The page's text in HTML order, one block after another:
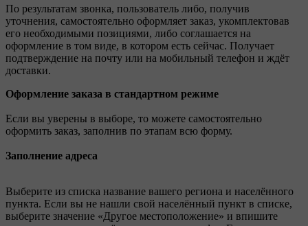
По результатам звонка, пользователь либо, получив
уточнения, самостоятельно оформляет заказ, укомплектовав
его необходимыми позициями, либо соглашается на
оформление в том виде, в котором есть сейчас. Получает
подтверждение на почту или на мобильный телефон и ждёт
доставки.
Оформление заказа в стандартном режиме
Если вы уверены в выборе, то можете самостоятельно
оформить заказ, заполнив по этапам всю форму.
Заполнение адреса
Выберите из списка название вашего региона и населённого
пункта. Если вы не нашли свой населённый пункт в списке,
выберите значение «Другое местоположение» и впишите